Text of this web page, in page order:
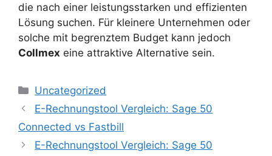
die nach einer leistungsstarken und effizienten
Lösung suchen. Für kleinere Unternehmen oder
solche mit begrenztem Budget kann jedoch
Collmex eine attraktive Alternative sein.
Kategorien
Uncategorized
E-Rechnungstool Vergleich: Sage 50
Connected vs Fastbill
E-Rechnungstool Vergleich: Sage 50